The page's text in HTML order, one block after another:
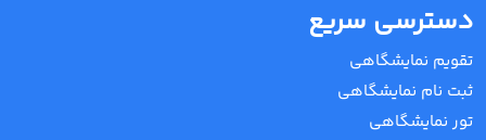
دسترسی سریع
تقویم نمایشگاهی
ثبت نام نمایشگاهی
تور نمایشگاهی